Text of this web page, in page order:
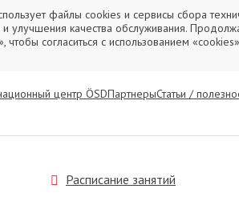
файлы cookies и сервисы сбора
улучшения качества обслуживания.
чтобы согласиться с использованием
центр ÖSDПартнерыСтатьи /
Расписание занятий